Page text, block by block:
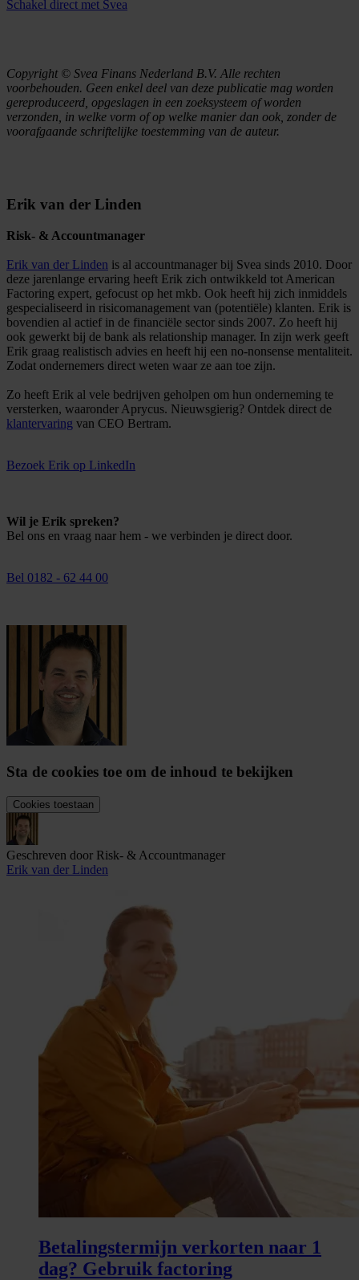
Schakel direct met Svea
Copyright © Svea Finans Nederland B.V. Alle rechten
voorbehouden. Geen enkel deel van deze publicatie mag worden
gereproduceerd, opgeslagen in een zoeksysteem of worden
verzonden, in welke vorm of op welke manier dan ook, zonder de
voorafgaande schriftelijke toestemming van de auteur.
Erik van der Linden
Risk- & Accountmanager
Erik van der Linden is al accountmanager bij Svea sinds 2010. Door
deze jarenlange ervaring heeft Erik zich ontwikkeld tot American
Factoring expert, gefocust op het mkb. Ook heeft hij zich inmiddels
gespecialiseerd in risicomanagement van (potentiële) klanten. Erik is
bovendien al actief in de financiële sector sinds 2007. Zo heeft hij
ook gewerkt bij de bank als relationship manager. In zijn werk geeft
Erik graag realistisch advies en heeft hij een no-nonsense mentaliteit.
Zodat ondernemers direct weten waar ze aan toe zijn.
Zo heeft Erik al vele bedrijven geholpen om hun onderneming te
versterken, waaronder Aprycus. Nieuwsgierig? Ontdek direct de
klantervaring van CEO Bertram.
Bezoek Erik op LinkedIn
Wil je Erik spreken?
Bel ons en vraag naar hem - we verbinden je direct door.
Bel 0182 - 62 44 00
Sta de cookies toe om de inhoud te bekijken
Cookies toestaan
Geschreven door Risk- & Accountmanager
Erik van der Linden
Betalingstermijn verkorten naar 1
dag? Gebruik factoring